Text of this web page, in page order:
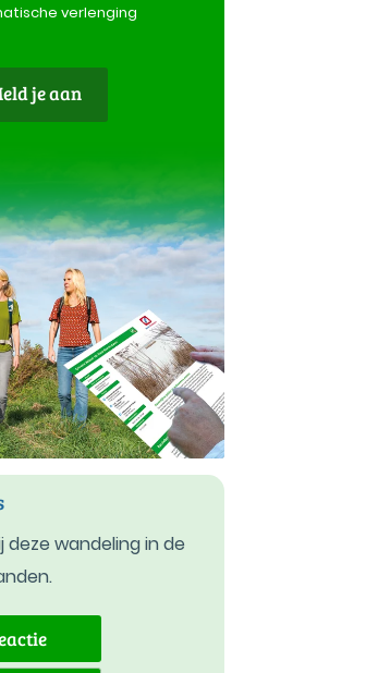
verlenging
je aan
deze wandeling in de